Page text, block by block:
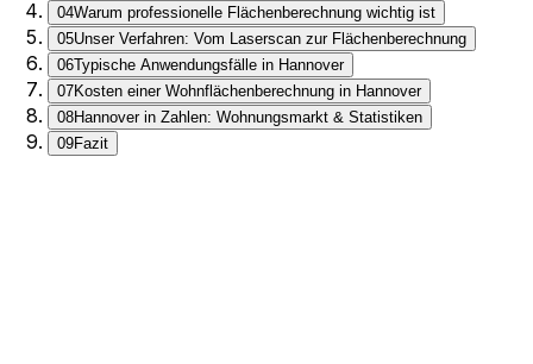
04Warum professionelle Flächenberechnung wichtig ist
05Unser Verfahren: Vom Laserscan zur Flächenberechnung
06Typische Anwendungsfälle in Hannover
07Kosten einer Wohnflächenberechnung in Hannover
08Hannover in Zahlen: Wohnungsmarkt & Statistiken
09Fazit